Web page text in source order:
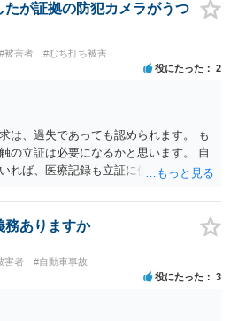
たが証拠の防犯カメラがうつ
#被害者 #むち打ち被害
役にたった 2
は、過失であっても認められます。 も
の立証は必要になるかと思います。 自
れば、医療記録も立証に使えるかと思
務ありますか
害者 #自動車事故
役にたった 3